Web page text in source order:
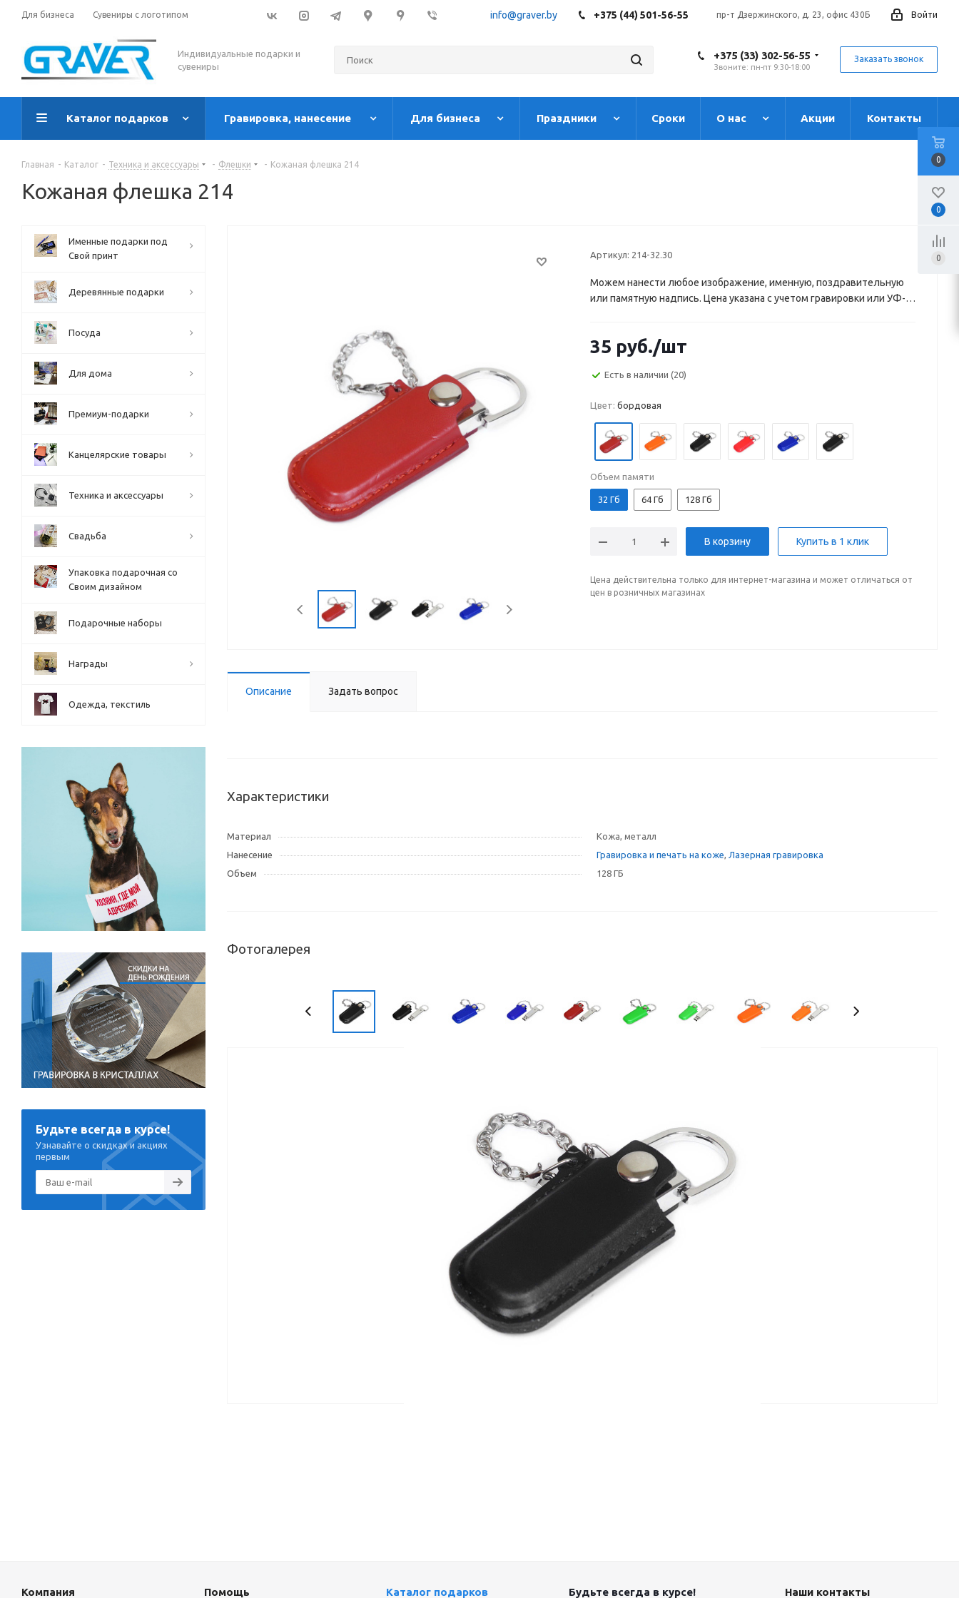
Для бизнеса Сувениры с логотипом info@graver.by +375 (44) 501-56-55 Войти
пр-т Дзержинского, д. 23, офис 430Б
Индивидуальные подарки и
сувениры
+375 (33) 302-56-55
Звоните: пн-пт 9:30-18:00
Заказать звонок
Каталог подарков Гравировка, нанесение Для бизнеса Праздники Сроки О нас Акции Контакты
Главная - Каталог - Техника и аксессуары - Флешки - Кожаная флешка 214
Кожаная флешка 214
Артикул: 214-32.30
Можем нанести любое изображение, именную, поздравительную
или памятную надпись. Цена указана с учетом гравировки или УФ-
35 руб./шт
Есть в наличии (20)
Цвет: бордовая
Объем памяти
32 Гб 64 Гб 128 Гб
В корзину Купить в 1 клик
Цена действительна только для интернет-магазина и может отличаться от
цен в розничных магазинах
Описание Задать вопрос
Характеристики
Материал
Кожа, металл
Нанесение
Гравировка и печать на коже, Лазерная гравировка
Объем
128 ГБ
Фотогалерея
Именные подарки под
Свой принт
Деревянные подарки
Посуда
Для дома
Премиум-подарки
Канцелярские товары
Техника и аксессуары
Свадьба
Упаковка подарочная со
Своим дизайном
Подарочные наборы
Награды
Одежда, текстиль
Будьте всегда в курсе!
Узнавайте о скидках и акциях
первым
Компания Помощь Каталог подарков Будьте всегда в курсе! Наши контакты
0
0
0